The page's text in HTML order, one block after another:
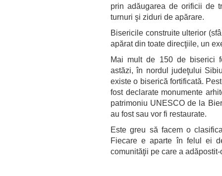
prin adăugarea de orificii de
turnuri şi ziduri de apărare.
Bisericile construite ulterior
apărat din toate direcţiile, un
Mai mult de 150 de biserici
astăzi, în nordul judeţului
existe o biserică fortificată.
fost declarate monumente
patrimoniu UNESCO de la
au fost sau vor fi restaurate.
Este greu să facem o
Fiecare e aparte în felul ei
comunităţii pe care a